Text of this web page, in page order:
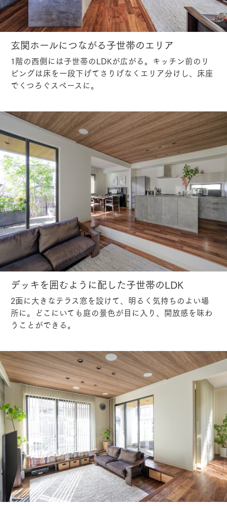
玄関ホールにつながる子世帯のエリア
1階の西側には子世帯のLDKが広がる。キッチン前のリ
ビングは床を一段下げてさりげなくエリア分けし、床座
でくつろぐスペースに。
デッキを囲むように配した子世帯のLDK
2面に大きなテラス窓を設けて、明るく気持ちのよい場
所に。どこにいても庭の景色が目に入り、開放感を味わ
うことができる。